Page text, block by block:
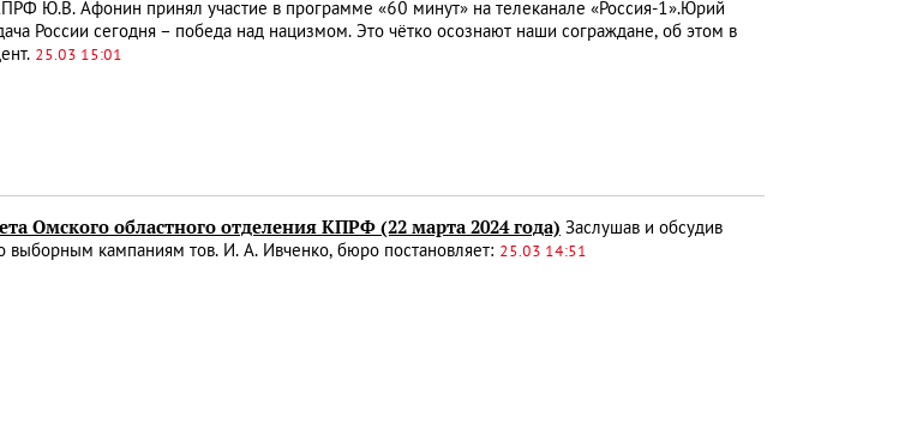
Ю.В. Афонин принял участие в программе «60 минут» на телеканале «Россия-1».Юрий
России сегодня – победа над нацизмом. Это чётко осознают наши сограждане, об этом в
25.03 15:01
Омского областного отделения КПРФ (22 марта 2024 года) Заслушав и обсудив
выборным кампаниям тов. И. А. Ивченко, бюро постановляет: 25.03 14:51